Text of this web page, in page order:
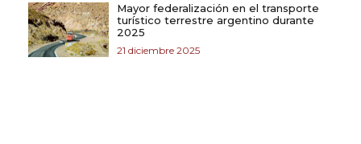
Mayor federalización en el transporte
turístico terrestre argentino durante
2025
21 diciembre 2025